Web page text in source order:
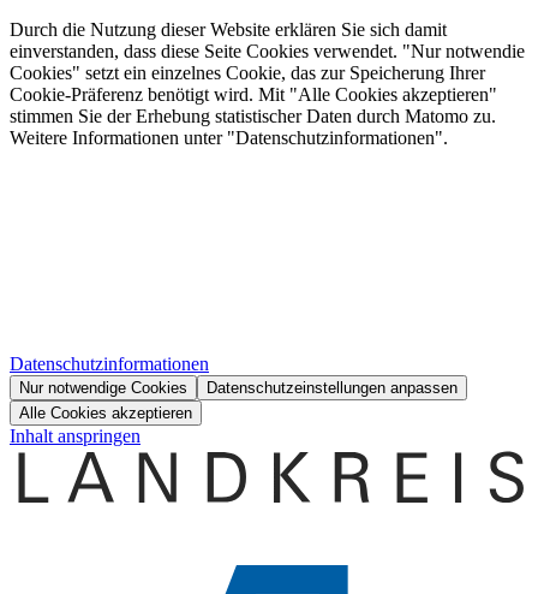
Durch die Nutzung dieser Website erklären Sie sich damit
einverstanden, dass diese Seite Cookies verwendet. "Nur notwendie
Cookies" setzt ein einzelnes Cookie, das zur Speicherung Ihrer
Cookie-Präferenz benötigt wird. Mit "Alle Cookies akzeptieren"
stimmen Sie der Erhebung statistischer Daten durch Matomo zu.
Weitere Informationen unter "Datenschutzinformationen".
Datenschutzinformationen
Nur notwendige Cookies
Datenschutzeinstellungen anpassen
Alle Cookies akzeptieren
Inhalt anspringen